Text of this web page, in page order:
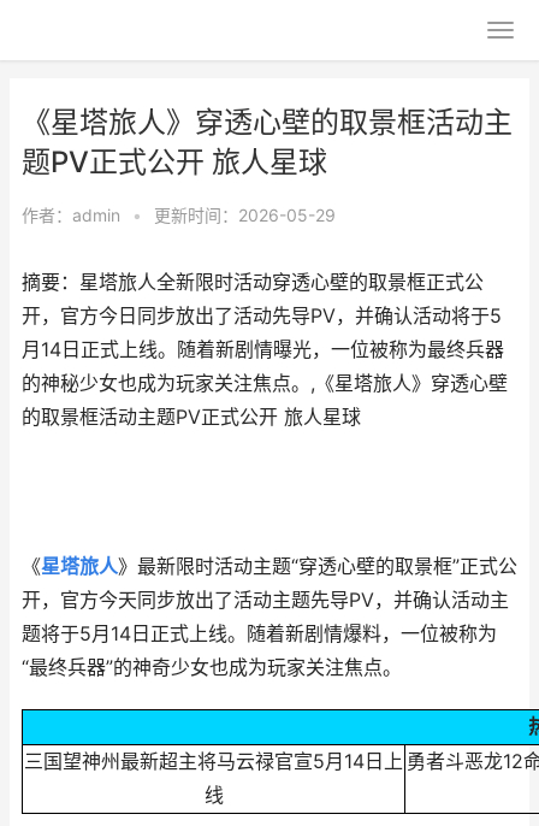
《星塔旅人》穿透心壁的取景框活动主
题PV正式公开 旅人星球
作者： admin • 更新时间：2026-05-29
摘要：星塔旅人全新限时活动穿透心壁的取景框正式公
开，官方今日同步放出了活动先导PV，并确认活动将于5
月14日正式上线。随着新剧情曝光，一位被称为最终兵器
的神秘少女也成为玩家关注焦点。,《星塔旅人》穿透心壁
的取景框活动主题PV正式公开 旅人星球
《星塔旅人》最新限时活动主题“穿透心壁的取景框”正式公
开，官方今天同步放出了活动主题先导PV，并确认活动主
题将于5月14日正式上线。随着新剧情爆料，一位被称为
“最终兵器”的神奇少女也成为玩家关注焦点。
三国望神州最新超主将马云禄官宣5月14日上
线
勇者斗恶龙12